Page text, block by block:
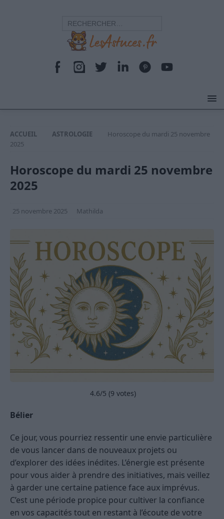
ACCUEIL ASTROLOGIE
Horoscope du mardi 25 novembre
2025
Horoscope du mardi 25 novembre
2025
25 novembre 2025 Mathilda
4.6/5 (9 votes)
Bélier
Ce jour, vous pourriez ressentir une envie particulière
de vous lancer dans de nouveaux projets ou
d’explorer des idées inédites. L’énergie est présente
pour vous aider à prendre des initiatives, mais veillez
à garder une certaine patience face aux imprévus.
C’est une période propice pour cultiver la confiance
en vos capacités tout en restant à l’écoute de votre